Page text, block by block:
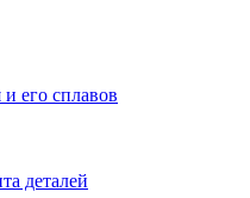
его сплавов
деталей